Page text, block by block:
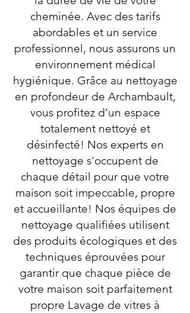
cheminée. Avec des tarifs
abordables et un service
professionnel, nous assurons un
environnement médical
hygiénique. Grâce au nettoyage
en profondeur de Archambault,
vous profitez d’un espace
totalement nettoyé et
désinfecté! Nos experts en
nettoyage s'occupent de
chaque détail pour que votre
maison soit impeccable, propre
et accueillante! Nos équipes de
nettoyage qualifiées utilisent
des produits écologiques et des
techniques éprouvées pour
garantir que chaque pièce de
votre maison soit parfaitement
propre Lavage de vitres à